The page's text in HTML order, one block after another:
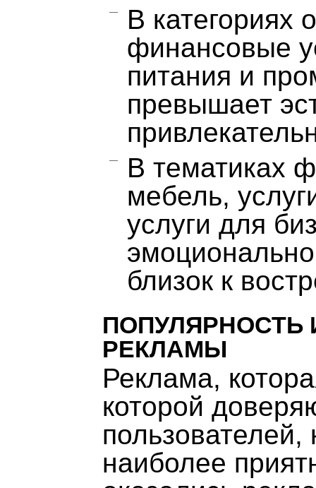
В категориях
финансовые
питания и
превышает
В тематиках
мебель,
услуги для
близок к
ПОПУЛЯРНОСТЬ
РЕКЛАМЫ
Реклама,
которой
пользователей,
наиболее